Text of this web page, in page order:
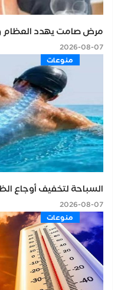
مرض صامت يهدد العظام
2026-08-07
منوعات
السباحة لتخفيف أوجاع
2026-08-07
منوعات